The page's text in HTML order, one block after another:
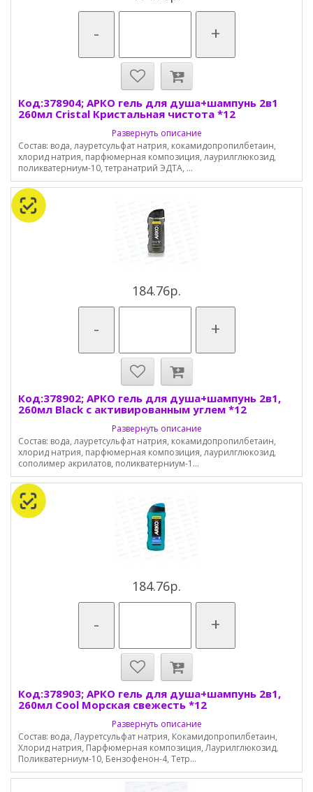
- +
Код:378904; АРКО гель для душа+шампунь 2в1
260мл Cristal Кристальная чистота *12
Развернуть описание
Состав: вода, лауретсульфат натрия, кокамидопропилбетаин,
хлорид натрия, парфюмерная композиция, лаурилглюкозид,
поликватерниум-10, тетранатрий ЭДТА, ...
184.76р.
- +
Код:378902; АРКО гель для душа+шампунь 2в1,
260мл Black с активированным углем *12
Развернуть описание
Состав: вода, лауретсульфат натрия, кокамидопропилбетаин,
хлорид натрия, парфюмерная композиция, лаурилглюкозид,
сополимер акрилатов, поликватерниум-1...
184.76р.
- +
Код:378903; АРКО гель для душа+шампунь 2в1,
260мл Cool Морская свежесть *12
Развернуть описание
Состав: вода, Лауретсульфат натрия, Кокамидопропилбетаин,
Хлорид натрия, Парфюмерная композиция, Лаурилглюкозид,
Поликватерниум-10, Бензофенон-4, Тетр...